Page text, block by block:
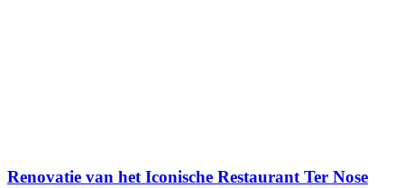
Renovatie van het Iconische Restaurant Ter Nose